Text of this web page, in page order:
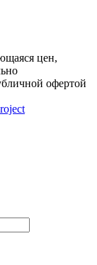
цен,
офертой